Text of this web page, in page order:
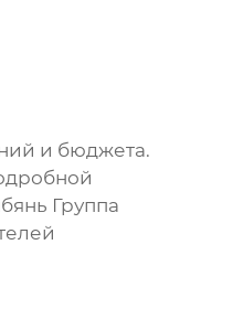
и бюджета.
Группа